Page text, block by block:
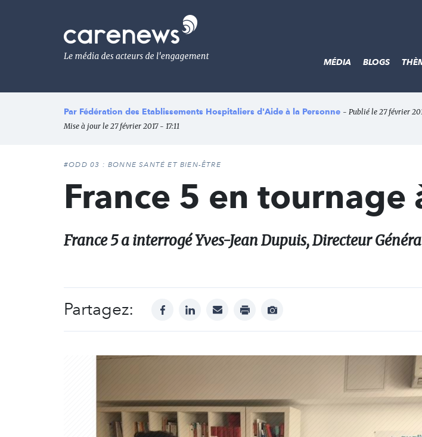
Le
média
de
l'engagement
MÉDIA BLOGS
Par Fédération des Etablissements Hospitaliers d'Aide à la Personne - Publié le 27 février
Mise à jour le 27 février 2017 - 17:11
#ODD 03 : BONNE SANTÉ ET BIEN-ÊTRE
France 5 en tournage
France 5 a interrogé Yves-Jean Dupuis, Directeur
Partagez: facebooklinkedinmail print
Afficher